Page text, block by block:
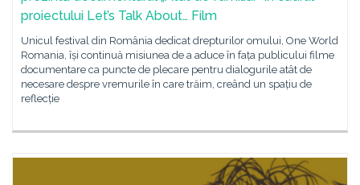
proiectului Let’s Talk About… Film
Unicul festival din România dedicat drepturilor omului, One World
Romania, își continuă misiunea de a aduce în fața publicului filme
documentare ca puncte de plecare pentru dialogurile atât de
necesare despre vremurile în care trăim, creând un spațiu de
reflecție